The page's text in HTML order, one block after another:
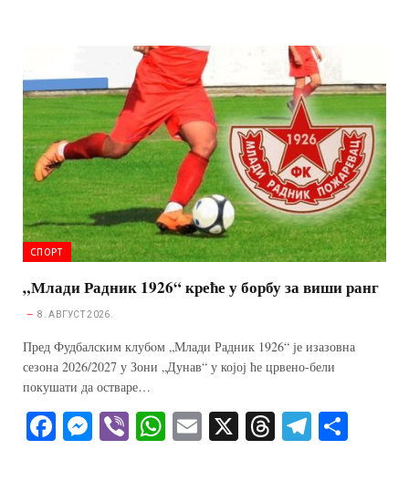
okng
er
r ts
A
pp
ail ea
ds
gr
a
m
СПОРТ
„Млади Радник 1926“ креће у борбу за виши ранг
8. АВГУСТ 2026.
Пред Фудбалским клубoм „Млади Радник 1926“ је изазовна
сезона 2026/2027 у Зони „Дунав“ у којој ће црвено-бели
покушати да остваре…
Fa M Vi W E X T Te